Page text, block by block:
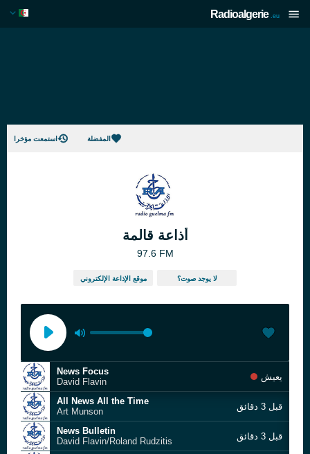
Radioalgerie .eu
المفضلة استمعت مؤخرا
أذاعة قالمة
97.6 FM
موقع الإذاعة الإلكتروني لا يوجد صوت؟
News Focus
David Flavin
يعيش
All News All the Time
Art Munson
قبل 3 دقائق
News Bulletin
David Flavin/Roland Rudzitis
قبل 3 دقائق